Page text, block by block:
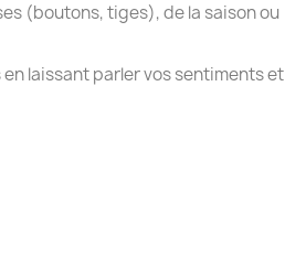
(boutons, tiges), de la saison ou
laissant parler vos sentiments et